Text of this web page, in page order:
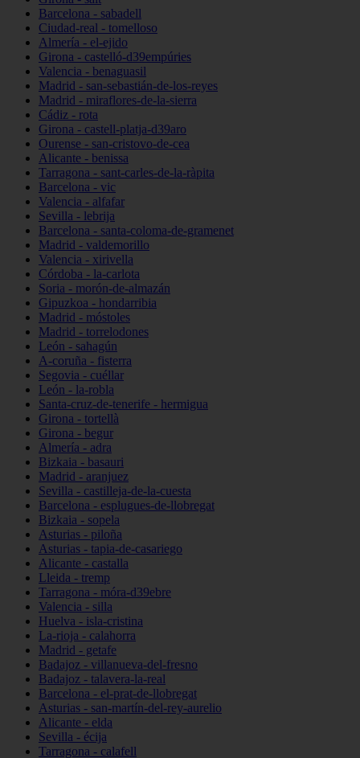
Barcelona - sabadell
Ciudad-real - tomelloso
Almería - el-ejido
Girona - castelló-d39empúries
Valencia - benaguasil
Madrid - san-sebastián-de-los-reyes
Madrid - miraflores-de-la-sierra
Cádiz - rota
Girona - castell-platja-d39aro
Ourense - san-cristovo-de-cea
Alicante - benissa
Tarragona - sant-carles-de-la-ràpita
Barcelona - vic
Valencia - alfafar
Sevilla - lebrija
Barcelona - santa-coloma-de-gramenet
Madrid - valdemorillo
Valencia - xirivella
Córdoba - la-carlota
Soria - morón-de-almazán
Gipuzkoa - hondarribia
Madrid - móstoles
Madrid - torrelodones
León - sahagún
A-coruña - fisterra
Segovia - cuéllar
León - la-robla
Santa-cruz-de-tenerife - hermigua
Girona - tortellà
Girona - begur
Almería - adra
Bizkaia - basauri
Madrid - aranjuez
Sevilla - castilleja-de-la-cuesta
Barcelona - esplugues-de-llobregat
Bizkaia - sopela
Asturias - piloña
Asturias - tapia-de-casariego
Alicante - castalla
Lleida - tremp
Tarragona - móra-d39ebre
Valencia - silla
Huelva - isla-cristina
La-rioja - calahorra
Madrid - getafe
Badajoz - villanueva-del-fresno
Badajoz - talavera-la-real
Barcelona - el-prat-de-llobregat
Asturias - san-martín-del-rey-aurelio
Alicante - elda
Sevilla - écija
Tarragona - calafell